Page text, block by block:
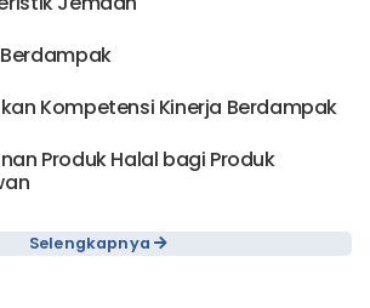
Berdampak
Kompetensi Kinerja Berdampak
Produk Halal bagi Produk
Selengkapnya